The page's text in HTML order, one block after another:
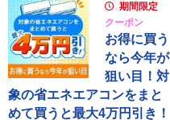
期間限定
クーポン
お得に買う
なら今年が
狙い目！対
象の省エネエアコンをまと
めて買うと最大4万円引き！